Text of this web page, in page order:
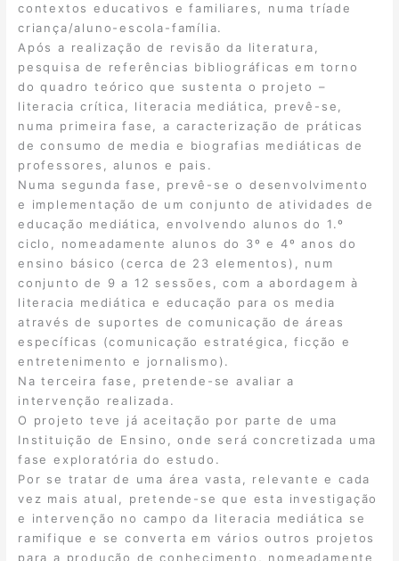
contextos educativos e familiares, numa tríade
criança/aluno-escola-família.
Após a realização de revisão da literatura,
pesquisa de referências bibliográficas em torno
do quadro teórico que sustenta o projeto –
literacia crítica, literacia mediática, prevê-se,
numa primeira fase, a caracterização de práticas
de consumo de media e biografias mediáticas de
professores, alunos e pais.
Numa segunda fase, prevê-se o desenvolvimento
e implementação de um conjunto de atividades de
educação mediática, envolvendo alunos do 1.º
ciclo, nomeadamente alunos do 3º e 4º anos do
ensino básico (cerca de 23 elementos), num
conjunto de 9 a 12 sessões, com a abordagem à
literacia mediática e educação para os media
através de suportes de comunicação de áreas
específicas (comunicação estratégica, ficção e
entretenimento e jornalismo).
Na terceira fase, pretende-se avaliar a
intervenção realizada.
O projeto teve já aceitação por parte de uma
Instituição de Ensino, onde será concretizada uma
fase exploratória do estudo.
Por se tratar de uma área vasta, relevante e cada
vez mais atual, pretende-se que esta investigação
e intervenção no campo da literacia mediática se
ramifique e se converta em vários outros projetos
para a produção de conhecimento, nomeadamente